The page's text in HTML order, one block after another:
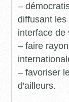
–
diffusant
interface de
– faire
– favoriser
d'ailleurs.